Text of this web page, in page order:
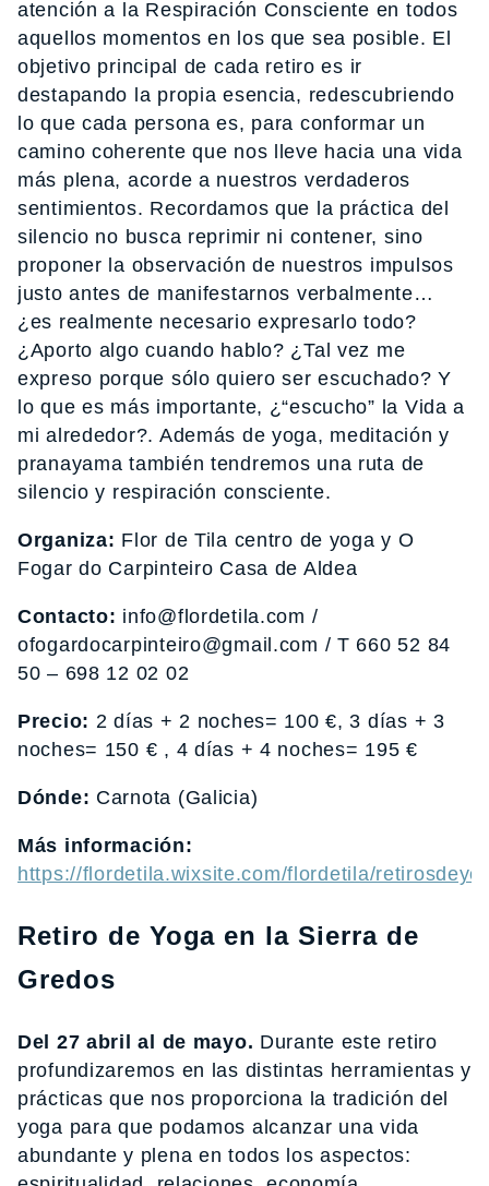
atención a la Respiración Consciente en todos
aquellos momentos en los que sea posible. El
objetivo principal de cada retiro es ir
destapando la propia esencia, redescubriendo
lo que cada persona es, para conformar un
camino coherente que nos lleve hacia una vida
más plena, acorde a nuestros verdaderos
sentimientos. Recordamos que la práctica del
silencio no busca reprimir ni contener, sino
proponer la observación de nuestros impulsos
justo antes de manifestarnos verbalmente…
¿es realmente necesario expresarlo todo?
¿Aporto algo cuando hablo? ¿Tal vez me
expreso porque sólo quiero ser escuchado? Y
lo que es más importante, ¿“escucho” la Vida a
mi alrededor?. Además de yoga, meditación y
pranayama también tendremos una ruta de
silencio y respiración consciente.
Organiza: Flor de Tila centro de yoga y O
Fogar do Carpinteiro Casa de Aldea
Contacto: info@flordetila.com /
ofogardocarpinteiro@gmail.com / T 660 52 84
50 – 698 12 02 02
Precio: 2 días + 2 noches= 100 €, 3 días + 3
noches= 150 € , 4 días + 4 noches= 195 €
Dónde: Carnota (Galicia)
Más información:
https://flordetila.wixsite.com/flordetila/
Retiro de Yoga en la Sierra de
Gredos
Del 27 abril al de mayo. Durante este retiro
profundizaremos en las distintas herramientas y
prácticas que nos proporciona la tradición del
yoga para que podamos alcanzar una vida
abundante y plena en todos los aspectos: